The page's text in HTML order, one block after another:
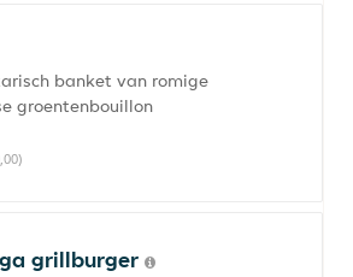
banket van romige
groentenbouillon
grillburger